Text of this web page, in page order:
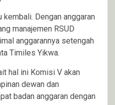
kembali. Dengan anggaran
manajemen RSUD
anggarannya setengah
Timiles Yikwa.
hal ini Komisi V akan
dewan dan
badan anggaran dengan